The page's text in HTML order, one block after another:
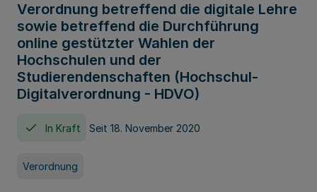
Verordnung betreffend die digitale Lehre
sowie betreffend die Durchführung
online gestützter Wahlen der
Hochschulen und der
Studierendenschaften (Hochschul-
Digitalverordnung - HDVO)
In Kraft Seit 18. November 2020
Verordnung